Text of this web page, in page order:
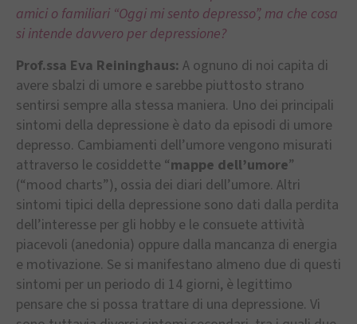
amici o familiari “Oggi mi sento depresso”, ma che cosa
si intende davvero per depressione?
Prof.ssa Eva Reininghaus: A ognuno di noi capita di
avere sbalzi di umore e sarebbe piuttosto strano
sentirsi sempre alla stessa maniera. Uno dei principali
sintomi della depressione è dato da episodi di umore
depresso. Cambiamenti dell’umore vengono misurati
attraverso le cosiddette “mappe dell’umore”
(“mood charts”), ossia dei diari dell’umore. Altri
sintomi tipici della depressione sono dati dalla perdita
dell’interesse per gli hobby e le consuete attività
piacevoli (anedonia) oppure dalla mancanza di energia
e motivazione. Se si manifestano almeno due di questi
sintomi per un periodo di 14 giorni, è legittimo
pensare che si possa trattare di una depressione. Vi